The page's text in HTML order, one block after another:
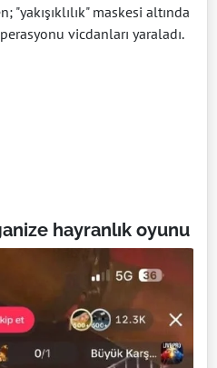
maskesi altında
vicdanları yaraladı.
hayranlık oyunu